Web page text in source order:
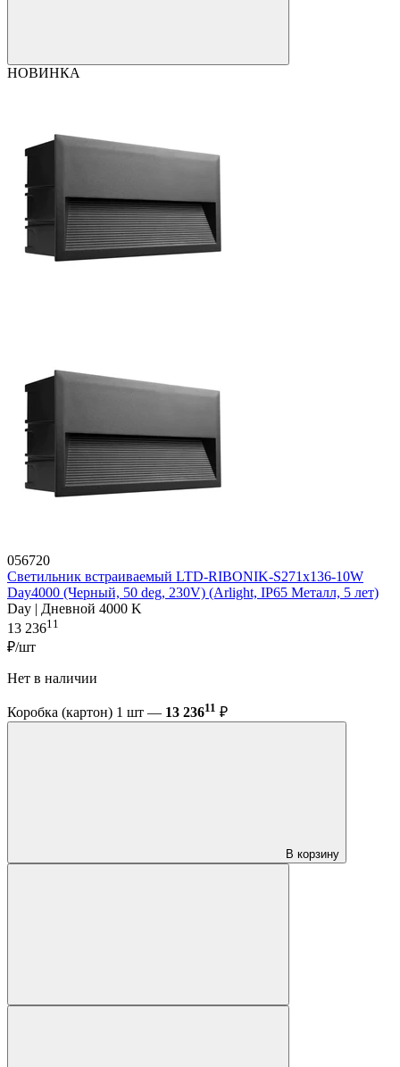
НОВИНКА
056720
Светильник встраиваемый LTD-RIBONIK-S271x136-10W
Day4000 (Черный, 50 deg, 230V) (Arlight, IP65 Металл, 5 лет)
Day | Дневной 4000 K
13 23611
₽/шт
Нет в наличии
Коробка (картон) 1 шт — 13 23611 ₽
В корзину